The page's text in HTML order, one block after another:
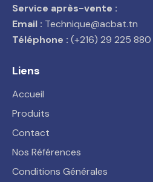
Service après-vente :
Email : Technique@acbat.tn
Téléphone : (+216) 29 225 880
Liens
Accueil
Produits
Contact
Nos Références
Conditions Générales